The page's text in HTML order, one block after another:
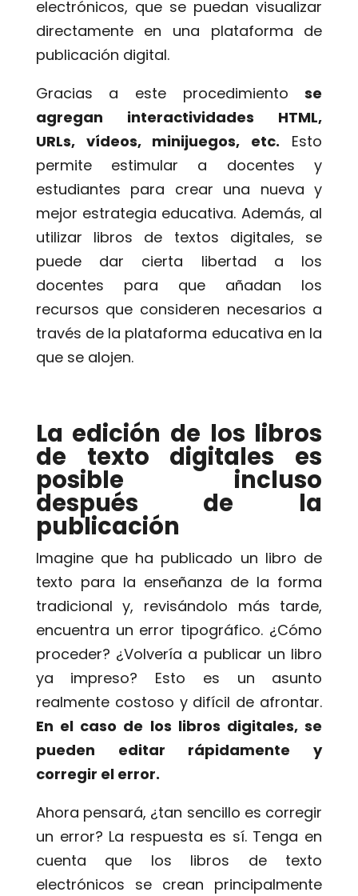
electrónicos, que se puedan visualizar
directamente en una plataforma de
publicación digital.
Gracias a este procedimientose
agregan interactividades HTML,
URLs, vídeos, minijuegos, etc. Esto
permite estimular a docentes y
estudiantes para crear una nueva y
mejor estrategia educativa. Además, al
utilizar libros de textos digitales, se
puede dar cierta libertad a los
docentes para que añadan los
recursos que consideren necesarios a
través de la plataforma educativa en la
que se alojen.
La edición de los libros
de texto digitales es
posible incluso
después de la
publicación
Imagine que ha publicado un libro de
texto para la enseñanza de la forma
tradicional y, revisándolo más tarde,
encuentra un error tipográfico. ¿Cómo
proceder? ¿Volvería a publicar un libro
ya impreso? Esto es un asunto
realmente costoso y difícil de afrontar.
En el caso de los libros digitales, se
pueden editar rápidamente y
corregir el error.
Ahora pensará, ¿tan sencillo es corregir
un error? La respuesta es sí. Tenga en
cuenta que los libros de texto
electrónicos se crean principalmente